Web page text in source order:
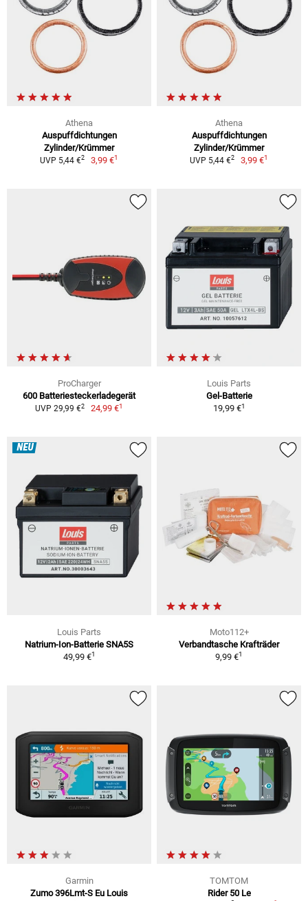
Athena
Auspuffdichtungen
Zylinder/Krümmer
UVP 5,44 €2 3,99 €1
Athena
Auspuffdichtungen
Zylinder/Krümmer
UVP 5,44 €2 3,99 €1
ProCharger
600 Batteriesteckerladegerät
UVP 29,99 €2 24,99 €1
Louis Parts
Gel-Batterie
19,99 €1
NEU
Louis Parts
Natrium-Ion-Batterie SNA5S
49,99 €1
Moto112+
Verbandtasche Krafträder
9,99 €1
Garmin
Zumo 396Lmt-S Eu Louis
TOMTOM
Rider 50 Le